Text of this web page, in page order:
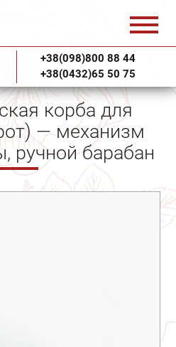
+38(098)800 88 44
+38(0432)65 50 75
корба для
— механизм
ручной барабан